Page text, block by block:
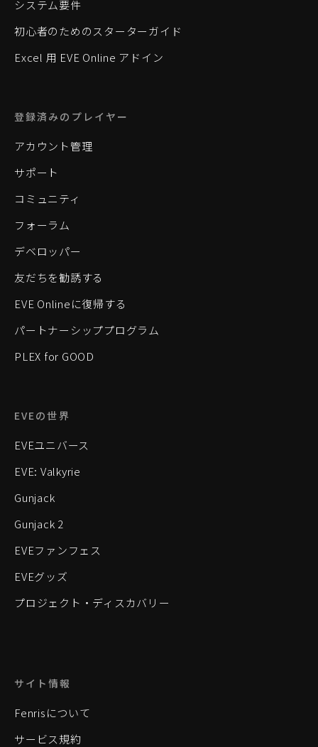
システム要件
初心者のためのスターターガイド
Excel 用 EVE Online アドイン
登録済みのプレイヤー
アカウント管理
サポート
コミュニティ
フォーラム
デベロッパー
友だちを勧誘する
EVE Onlineに復帰する
パートナーシッププログラム
PLEX for GOOD
EVEの世界
EVEユニバース
EVE: Valkyrie
Gunjack
Gunjack 2
EVEファンフェス
EVEグッズ
プロジェクト・ディスカバリー
サイト情報
Fenrisについて
サービス規約